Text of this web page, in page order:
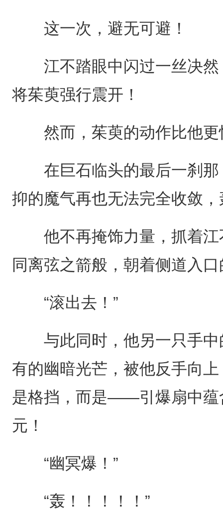
这一次，避无可避！
江不踏眼中闪过一丝决然
将茱萸强行震开！
然而，茱萸的动作比他更
在巨石临头的最后一刹那
抑的魔气再也无法完全收敛
他不再掩饰力量，抓着江
同离弦之箭般，朝着侧道入
“滚出去！”
与此同时，他另一只手中
有的幽暗光芒，被他反手向
是格挡，而是——引爆扇中蕴
元！
“幽冥爆！”
“轰！！！！！”